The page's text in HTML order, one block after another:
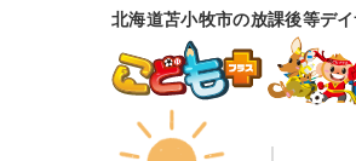
北海道苫小牧市の放課後等デ